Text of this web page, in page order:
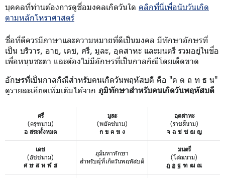
บุคคลที่ท่านต้องการดูชื่อมงคลเกิดวันใด คลิกที่นี่เพื่อนับวันเกิด
ตามหลักโหราศาสตร์
ชื่อที่ดีควรมีภาษาและความหมายที่ดีเป็นมงคล มีทักษาอักษรที่
เป็น บริวาร, อายุ, เดช, ศรี, มูละ, อุตสาหะ และมนตรี รวมอยู่ในชื่อ
เพื่อหนุนชะตา และต้องไม่มีอักษรที่เป็นกาลกิณีโดยเด็ดขาด
อักษรที่เป็นกาลกิณีสำหรับคนเกิดวันพฤหัสบดี คือ "ด ต ถ ท ธ น"
ดูรายละเอียดเพิ่มเติมได้จาก ภูมิทักษาสำหรับคนเกิดวันพฤหัสบดี
ศรี
(ครุฑนาม)
อ สระทั้งหมด
มูละ
(พยัคฆ์นาม)
ก ข ค ฆ ง
อุตสาหะ
(ราชสีนาม)
จ ฉ ช ซ ฌ ญ
เดช
(อัชชนาม)
ศ ษ ส ห ฬ ฮ
ภูมิมหาทักษา
สำหรับผู้ที่เกิดวันพฤหัสบดี
มนตรี
(โสณนาม)
ฎ ฏ ฐ ฑ ฒ ณ